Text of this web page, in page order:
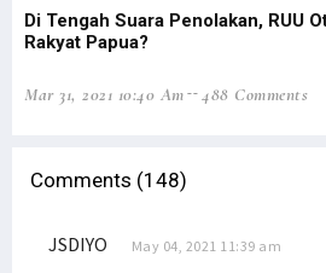
Di Tengah Suara Penolakan, RUU
Rakyat Papua?
Mar 31, 2021 10:40 Am 488 Comments
Comments (148)
JSDIYO May 04, 2021 11:39 am